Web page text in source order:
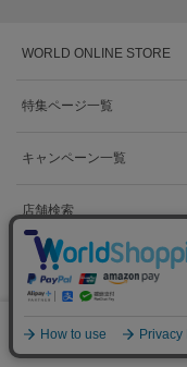
WORLD ONLINE STORE
特集ページ一覧
キャンペーン一覧
店舗検索